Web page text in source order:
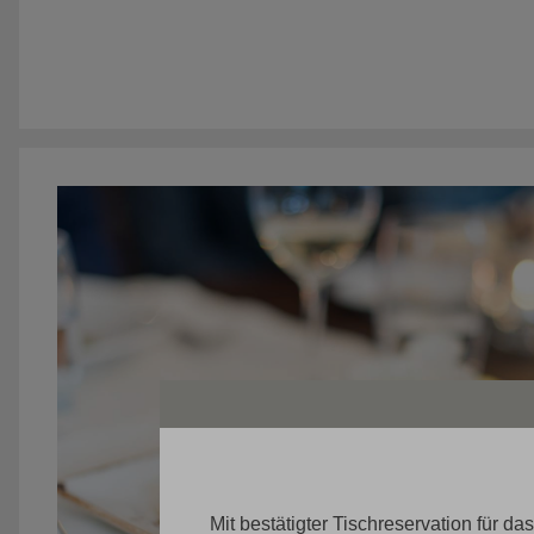
Mit bestätigter Tischreservation für